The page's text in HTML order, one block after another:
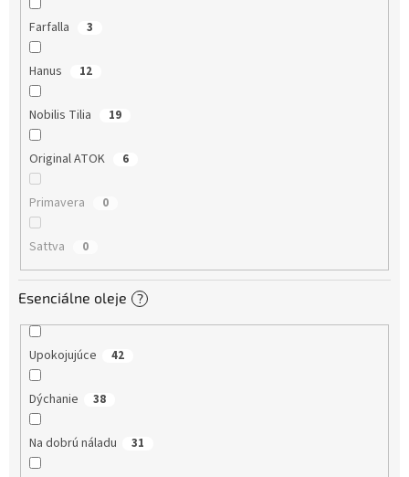
Farfalla 3
Hanus 12
Nobilis Tilia 19
Original ATOK 6
Primavera 0
Sattva 0
Esenciálne oleje ?
Upokojujúce 42
Dýchanie 38
Na dobrú náladu 31